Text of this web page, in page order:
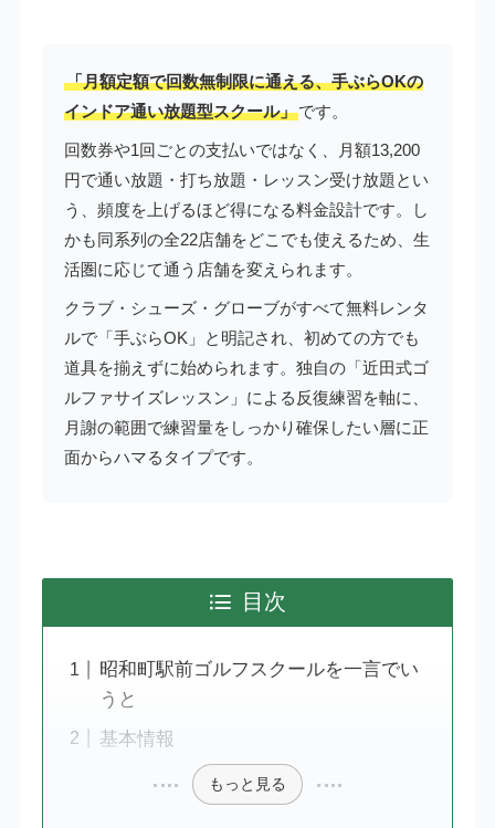
「月額定額で回数無制限に通える、手ぶらOKの
インドア通い放題型スクール」です。
回数券や1回ごとの支払いではなく、月額13,200
円で通い放題・打ち放題・レッスン受け放題とい
う、頻度を上げるほど得になる料金設計です。し
かも同系列の全22店舗をどこでも使えるため、生
活圏に応じて通う店舗を変えられます。
クラブ・シューズ・グローブがすべて無料レンタ
ルで「手ぶらOK」と明記され、初めての方でも
道具を揃えずに始められます。独自の「近田式ゴ
ルファサイズレッスン」による反復練習を軸に、
月謝の範囲で練習量をしっかり確保したい層に正
面からハマるタイプです。
目次
昭和町駅前ゴルフスクールを一言でい
うと
基本情報
もっと見る